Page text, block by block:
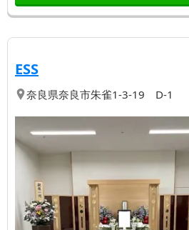
【第
ESS| ベテランスタッフが
奈良県奈良市朱雀1-3-19 D-1